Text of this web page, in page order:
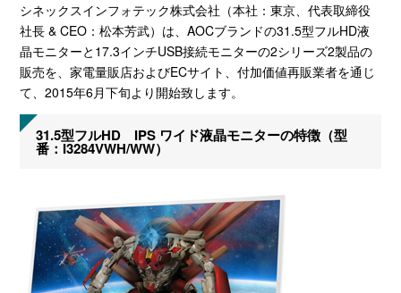
シネックスインフォテック株式会社（本社：東京、代表取締役
社長 & CEO：松本芳武）は、AOCブランドの31.5型フルHD液
晶モニターと17.3インチUSB接続モニターの2シリーズ2製品の
販売を、家電量販店およびECサイト、付加価値再販業者を通じ
て、2015年6月下旬より開始致します。
31.5型フルHD IPS ワイド液晶モニターの特徴（型
番：I3284VWH/WW）